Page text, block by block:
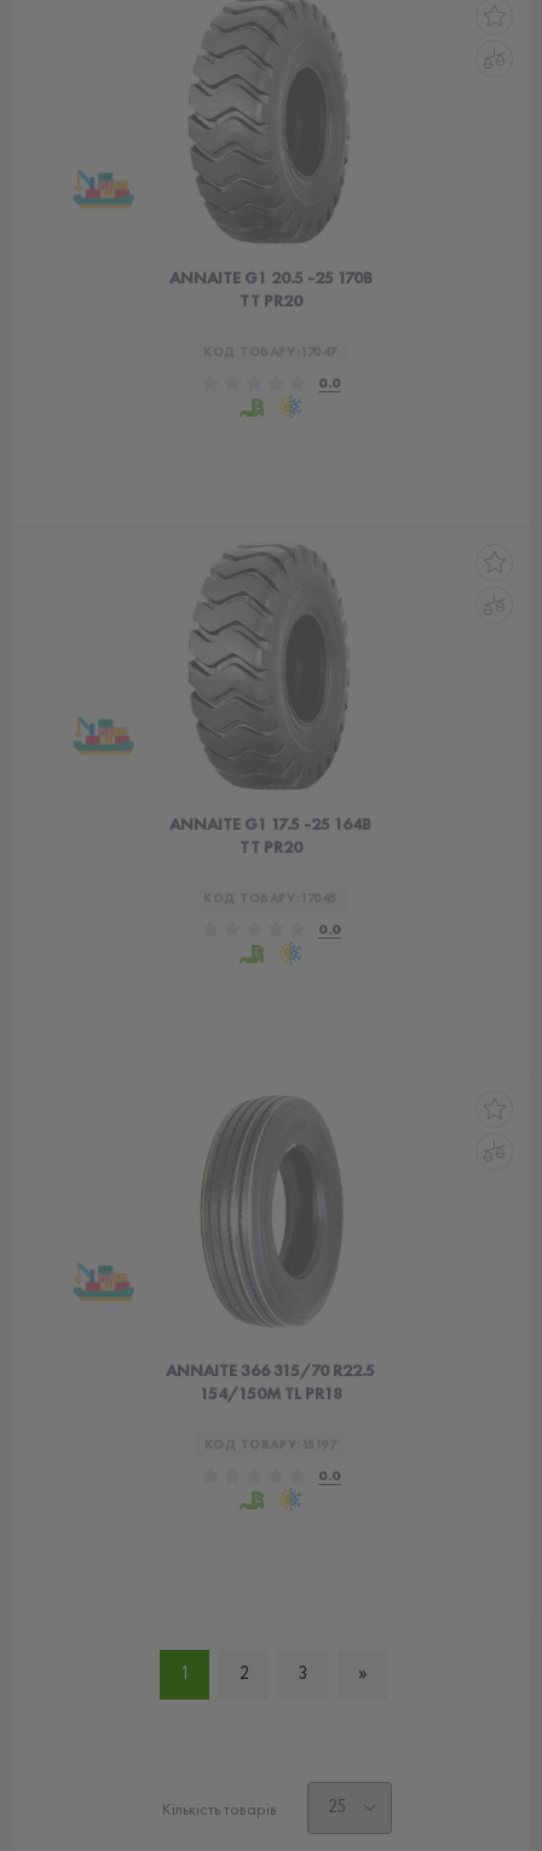
ANNAITE G1 20.5 -25 170B
TT PR20
0.0
ANNAITE G1 17.5 -25 164B
TT PR20
17045
0.0
ANNAITE 366 315/70 R22.5
154/150M TL PR18
0.0
1 2 3 »
Кількість товарів